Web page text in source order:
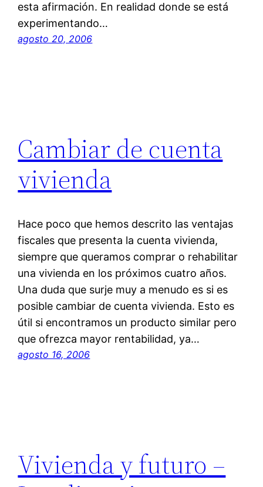
esta afirmación. En realidad donde se está
experimentando…
agosto 20, 2006
Cambiar de cuenta
vivienda
Hace poco que hemos descrito las ventajas
fiscales que presenta la cuenta vivienda,
siempre que queramos comprar o rehabilitar
una vivienda en los próximos cuatro años.
Una duda que surje muy a menudo es si es
posible cambiar de cuenta vivienda. Esto es
útil si encontramos un producto similar pero
que ofrezca mayor rentabilidad, ya…
agosto 16, 2006
Vivienda y futuro –